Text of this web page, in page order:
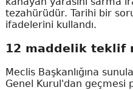
tezahürüdür. Tarihi bir
ifadelerini kullandı.
12 maddelik teklif
Meclis Başkanlığına
Genel Kurul'dan geçmesi